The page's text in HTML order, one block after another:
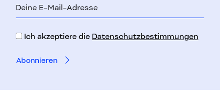
Mail-
Ich akzeptiere die Datenschutzbestimmungen